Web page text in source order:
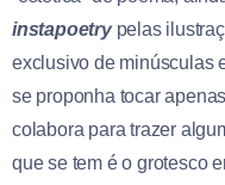
instapoetry pelas
exclusivo de minúsculas
se proponha tocar
colabora para trazer
que se tem é o grotesco